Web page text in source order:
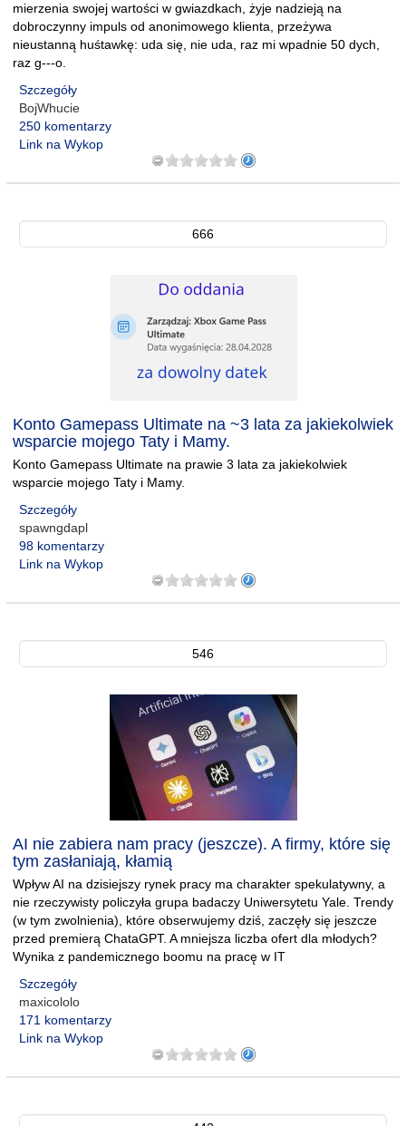
mierzenia swojej wartości w gwiazdkach, żyje nadzieją na
dobroczynny impuls od anonimowego klienta, przeżywa
nieustanną huśtawkę: uda się, nie uda, raz mi wpadnie 50 dych,
raz g---o.
Szczegóły
BojWhucie
250 komentarzy
Link na Wykop
666
Konto Gamepass Ultimate na ~3 lata za jakiekolwiek
wsparcie mojego Taty i Mamy.
Konto Gamepass Ultimate na prawie 3 lata za jakiekolwiek
wsparcie mojego Taty i Mamy.
Szczegóły
spawngdapl
98 komentarzy
Link na Wykop
546
AI nie zabiera nam pracy (jeszcze). A firmy, które się
tym zasłaniają, kłamią
Wpływ AI na dzisiejszy rynek pracy ma charakter spekulatywny, a
nie rzeczywisty policzyła grupa badaczy Uniwersytetu Yale. Trendy
(w tym zwolnienia), które obserwujemy dziś, zaczęły się jeszcze
przed premierą ChataGPT. A mniejsza liczba ofert dla młodych?
Wynika z pandemicznego boomu na pracę w IT
Szczegóły
maxicololo
171 komentarzy
Link na Wykop